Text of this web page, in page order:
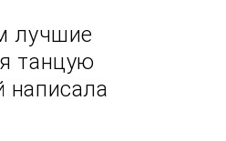
лучшие
танцую
написала